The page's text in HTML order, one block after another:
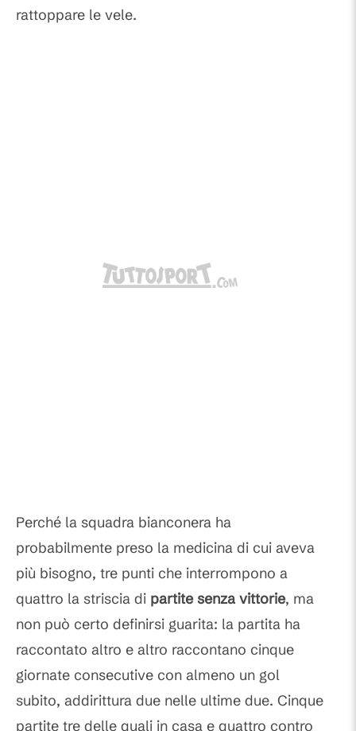
rattoppare le vele.
Perché la squadra bianconera ha
probabilmente preso la medicina di cui aveva
più bisogno, tre punti che interrompono a
quattro la striscia di partite senza vittorie, ma
non può certo definirsi guarita: la partita ha
raccontato altro e altro raccontano cinque
giornate consecutive con almeno un gol
subito, addirittura due nelle ultime due. Cinque
partite tre delle quali in casa e quattro contro